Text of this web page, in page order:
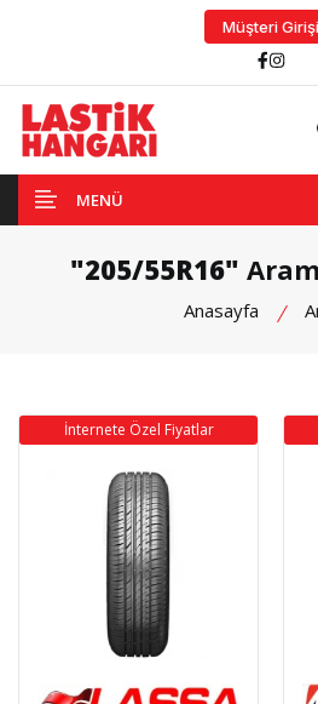
Müşteri Girişi
MENÜ
"205/55R16"
Anasayfa
İnternete Özel Fiyatlar